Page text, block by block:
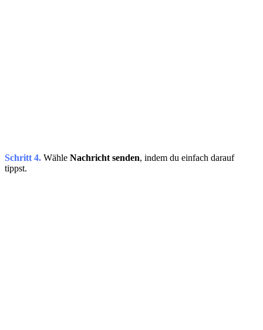
Schritt 4. Wähle Nachricht senden, indem du einfach darauf
tippst.